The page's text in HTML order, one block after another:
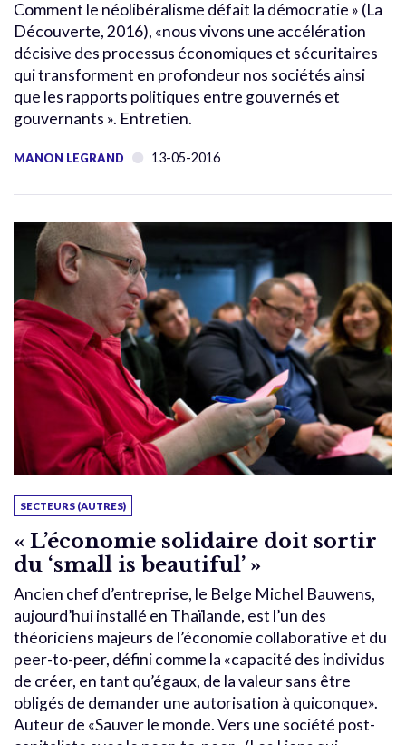
Comment le néolibéralisme défait la démocratie » (La
Découverte, 2016), «nous vivons une accélération
décisive des processus économiques et sécuritaires
qui transforment en profondeur nos sociétés ainsi
que les rapports politiques entre gouvernés et
gouvernants ». Entretien.
MANON LEGRAND 13-05-2016
SECTEURS (AUTRES)
« L’économie solidaire doit sortir
du ‘small is beautiful’ »
Ancien chef d’entreprise, le Belge Michel Bauwens,
aujourd’hui installé en Thaïlande, est l’un des
théoriciens majeurs de l’économie collaborative et du
peer-to-peer, défini comme la «capacité des individus
de créer, en tant qu’égaux, de la valeur sans être
obligés de demander une autorisation à quiconque».
Auteur de «Sauver le monde. Vers une société post-